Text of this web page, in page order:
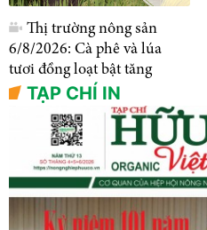
Thị trường nông sản
6/8/2026: Cà phê và lúa
tươi đồng loạt bật tăng
TẠP CHÍ IN